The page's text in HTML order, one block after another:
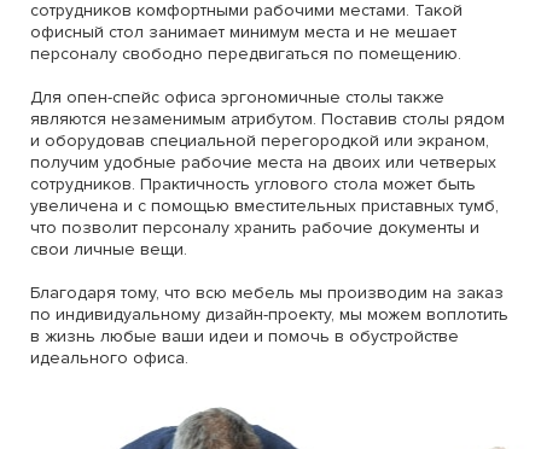
сотрудников комфортными рабочими местами. Такой
офисный стол занимает минимум места и не мешает
персоналу свободно передвигаться по помещению.
Для опен-спейс офиса эргономичные столы также
являются незаменимым атрибутом. Поставив столы рядом
и оборудовав специальной перегородкой или экраном,
получим удобные рабочие места на двоих или четверых
сотрудников. Практичность углового стола может быть
увеличена и с помощью вместительных приставных тумб,
что позволит персоналу хранить рабочие документы и
свои личные вещи.
Благодаря тому, что всю мебель мы производим на заказ
по индивидуальному дизайн-проекту, мы можем воплотить
в жизнь любые ваши идеи и помочь в обустройстве
идеального офиса.